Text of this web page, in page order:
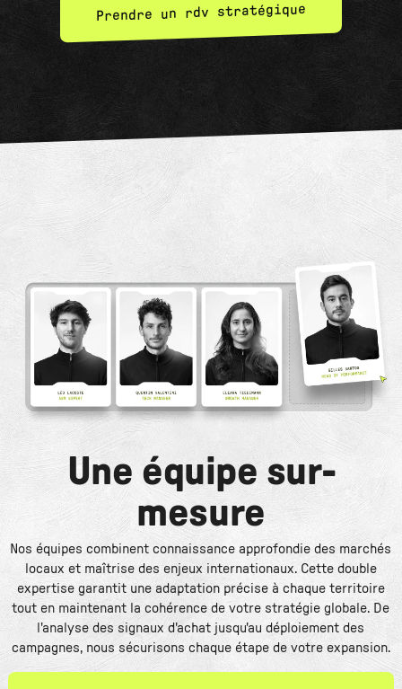
Prendre un rdv stratégique
Une équipe sur-
mesure
Nos équipes combinent connaissance approfondie des marchés
locaux et maîtrise des enjeux internationaux. Cette double
expertise garantit une adaptation précise à chaque territoire
tout en maintenant la cohérence de votre stratégie globale. De
l'analyse des signaux d'achat jusqu'au déploiement des
campagnes, nous sécurisons chaque étape de votre expansion.